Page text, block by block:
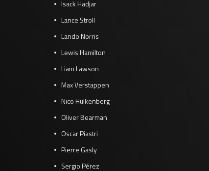
Isack Hadjar
Lance Stroll
Lando Norris
Lewis Hamilton
Liam Lawson
Max Verstappen
Nico Hülkenberg
Oliver Bearman
Oscar Piastri
Pierre Gasly
Sergio Pérez